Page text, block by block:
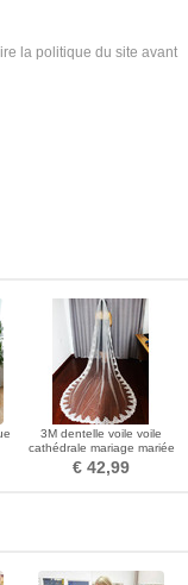
la politique du site avant
3M dentelle voile voile
cathédrale mariage mariée
voile
€ 42,99